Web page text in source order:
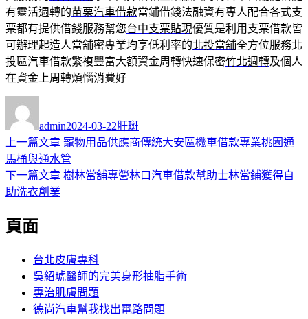
有靈活週轉的苗栗汽車借款當鋪借錢法融資有專人配合各式支
票都有提供借錢服務幫您台中支票貼現優質是利用支票借款皆
可辦理起造人當舖密專業均享低利率的北投當舖全方位服務北
投區汽車借款繁複豐富大額資金周轉快速保密竹北週轉及個人
在資金上周轉煩惱消費好
者
admin佈
日
期:
2024-03-22類
肝斑
文
章
導
覽
上一篇文章 上
一
篇
寵物用品供應商傳統大安區機車借款專業桃園通
馬桶與通水管
下一篇文章 下
樹林當舖專營林口汽車借款幫助士林當鋪獲得自
助洗衣創業
頁面
台北皮膚專科
吳紹琥醫師的完美身形抽脂手術
專治肌膚問題
德尚汽車幫我找出電路問題